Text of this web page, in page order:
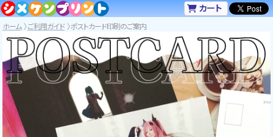
カート
ホーム ご利用ガイド ポストカード印刷のご案内